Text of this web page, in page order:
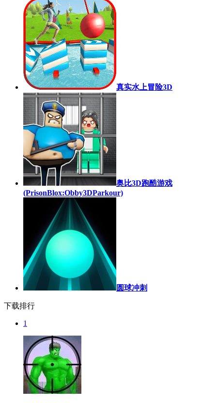
真实水上冒险3D
奥比3D跑酷游戏
(PrisonBlox:Obby3DParkour)
圆球冲刺
下载排行
1